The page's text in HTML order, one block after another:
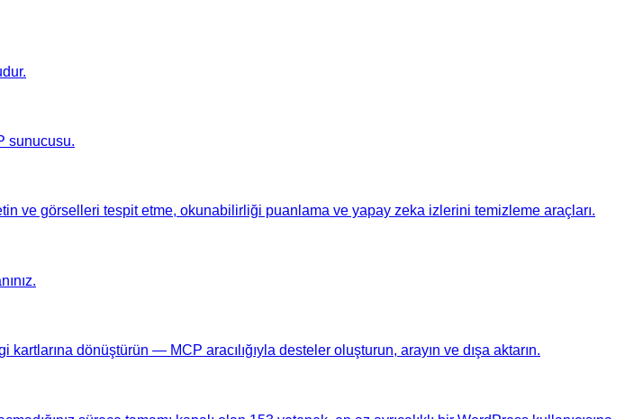
sunucusu.
ve görselleri tespit etme, okunabilirliği puanlama ve yapay zeka izlerini temizleme araçları.
dönüştürün — MCP aracılığıyla desteler oluşturun, arayın ve dışa aktarın.